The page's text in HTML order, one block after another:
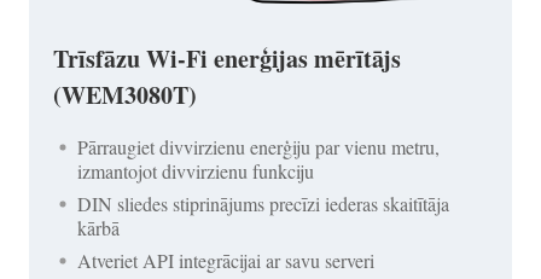
Trīsfāzu Wi-Fi enerģijas mērītājs
(WEM3080T)
Pārraugiet divvirzienu enerģiju par vienu metru,
izmantojot divvirzienu funkciju
DIN sliedes stiprinājums precīzi iederas skaitītāja
kārbā
Atveriet API integrācijai ar savu serveri